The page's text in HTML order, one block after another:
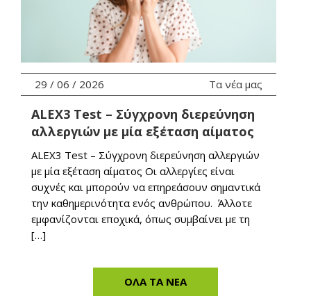
29 / 06 / 2026 Τα νέα μας
ALEX3 Test – Σύγχρονη διερεύνηση
αλλεργιών με μία εξέταση αίματος
ALEX3 Test – Σύγχρονη διερεύνηση αλλεργιών
με μία εξέταση αίματος Οι αλλεργίες είναι
συχνές και μπορούν να επηρεάσουν σημαντικά
την καθημερινότητα ενός ανθρώπου. Άλλοτε
εμφανίζονται εποχικά, όπως συμβαίνει με τη
[…]
ΟΛΑ ΤΑ ΝΕΑ